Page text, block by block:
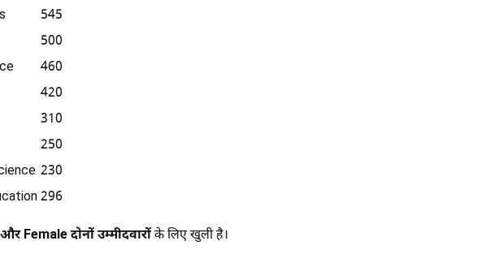
545
500
460
420
310
250
230
296
Female दोनों उम्मीदवारोंके लिए खुली है।